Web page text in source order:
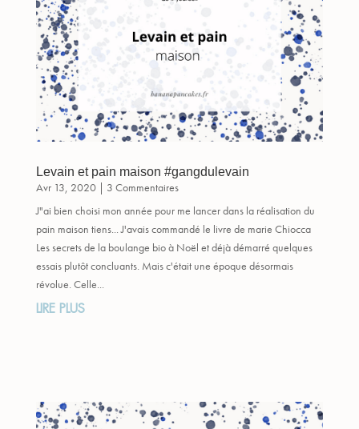
Levain et pain maison #gangdulevain
Avr 13, 2020| 3 Commentaires
J"ai bien choisi mon année pour me lancer dans la réalisation du
pain maison tiens... J'avais commandé le livre de marie Chiocca
Les secrets de la boulange bio à Noël et déjà démarré quelques
essais plutôt concluants. Mais c'était une époque désormais
révolue. Celle...
LIRE PLUS